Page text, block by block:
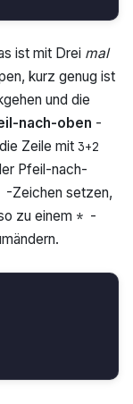
ist mit Drei mal
kurz genug ist
und die
nach-oben -
Zeile mit 3+2
Pfeil-nach-
-Zeichen setzen,
zu einem * -